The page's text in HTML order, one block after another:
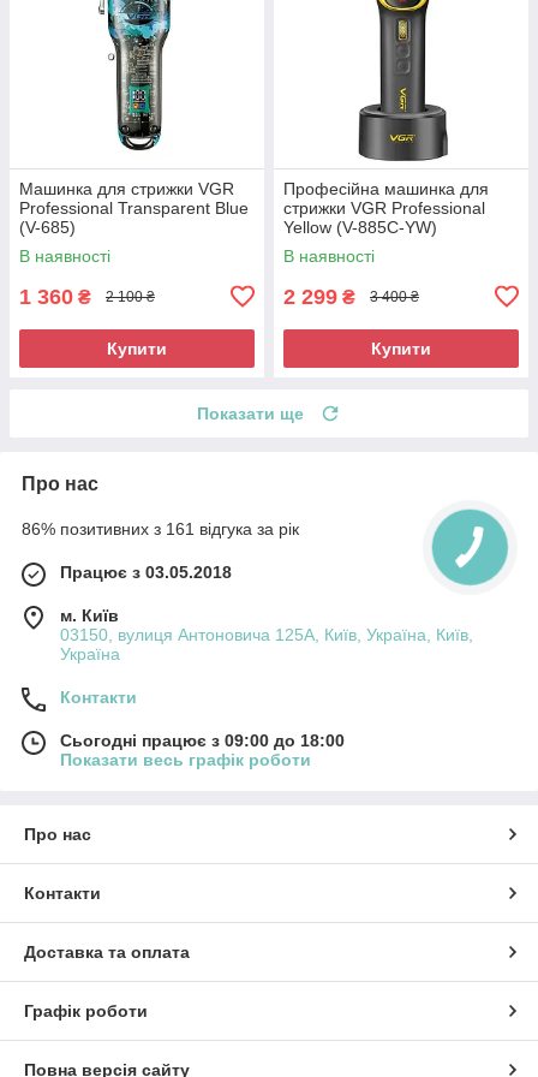
Машинка для стрижки VGR
Professional Transparent Blue
(V-685)
В наявності
1 360 ₴ 2 100 ₴
Купити
Професійна машинка для
стрижки VGR Professional
Yellow (V-885C-YW)
В наявності
2 299 ₴ 3 400 ₴
Купити
Показати ще
Про нас
86% позитивних з 161 відгука за рік
Працює з 03.05.2018
м. Київ
03150, вулиця Антоновича 125А, Київ, Україна, Київ,
Україна
Контакти
Сьогодні працює з 09:00 до 18:00
Показати весь графік роботи
Про нас
Контакти
Доставка та оплата
Графік роботи
Повна версія сайту